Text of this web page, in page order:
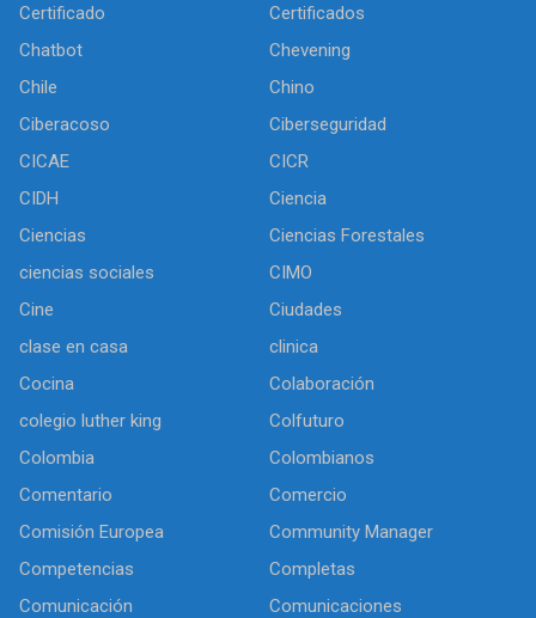
Certificado
Certificados
Chatbot
Chevening
Chile
Chino
Ciberacoso
Ciberseguridad
CICAE
CICR
CIDH
Ciencia
Ciencias
Ciencias Forestales
ciencias sociales
CIMO
Cine
Ciudades
clase en casa
clinica
Cocina
Colaboración
colegio luther king
Colfuturo
Colombia
Colombianos
Comentario
Comercio
Comisión Europea
Community Manager
Competencias
Completas
Comunicación
Comunicaciones